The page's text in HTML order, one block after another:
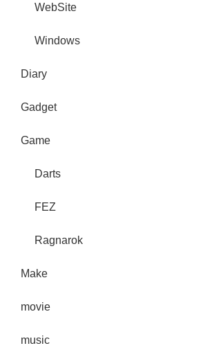
WebSite
Windows
Diary
Gadget
Game
Darts
FEZ
Ragnarok
Make
movie
music